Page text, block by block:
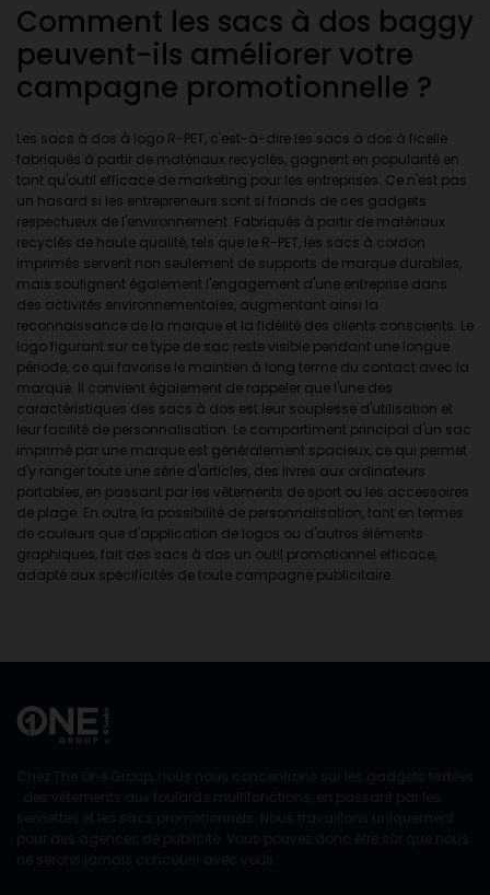
Comment les sacs à dos baggy
peuvent-ils améliorer votre
campagne promotionnelle ?
Les sacs à dos à logo R-PET, c'est-à-dire les sacs à dos à ficelle
fabriqués à partir de matériaux recyclés, gagnent en popularité en
tant qu'outil efficace de marketing pour les entreprises. Ce n'est pas
un hasard si les entrepreneurs sont si friands de ces gadgets
respectueux de l'environnement. Fabriqués à partir de matériaux
recyclés de haute qualité, tels que le R-PET, les sacs à cordon
imprimés servent non seulement de supports de marque durables,
mais soulignent également l'engagement d'une entreprise dans
des activités environnementales, augmentant ainsi la
reconnaissance de la marque et la fidélité des clients conscients. Le
logo figurant sur ce type de sac reste visible pendant une longue
période, ce qui favorise le maintien à long terme du contact avec la
marque. Il convient également de rappeler que l'une des
caractéristiques des sacs à dos est leur souplesse d'utilisation et
leur facilité de personnalisation. Le compartiment principal d'un sac
imprimé par une marque est généralement spacieux, ce qui permet
d'y ranger toute une série d'articles, des livres aux ordinateurs
portables, en passant par les vêtements de sport ou les accessoires
de plage. En outre, la possibilité de personnalisation, tant en termes
de couleurs que d'application de logos ou d'autres éléments
graphiques, fait des sacs à dos un outil promotionnel efficace,
adapté aux spécificités de toute campagne publicitaire.